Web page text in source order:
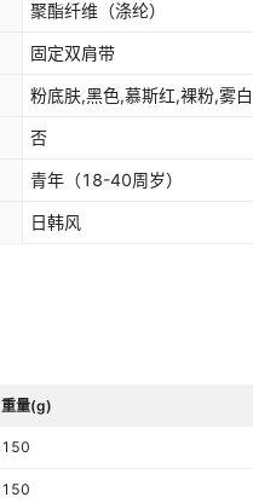
聚酯纤维（涤纶）
固定双肩带
粉底肤,黑色,慕斯红,裸粉,雾白
否
青年（18-40周岁）
日韩风
重量(g)
150
150